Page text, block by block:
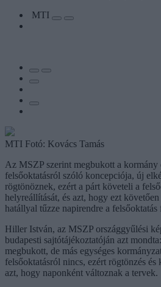
MTI
MTI Fotó: Kovács Tamás
Az MSZP szerint megbukott a kormány
felsőoktatásról szóló koncepciója, új
rögtönöznek, ezért a párt követeli a
helyreállítását, és azt, hogy ezt
hatállyal tűzze napirendre a
Hiller István, az MSZP országgyűlési
budapesti sajtótájékoztatóján azt
megbukott, de más egységes
felsőoktatásról nincs, ezért rögtönzés és
azt, hogy naponként változnak a tervek.